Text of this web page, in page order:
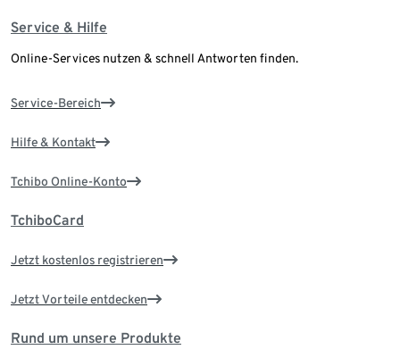
Service & Hilfe
Online-Services nutzen & schnell Antworten finden.
Service-Bereich
Hilfe & Kontakt
Tchibo Online-Konto
TchiboCard
Jetzt kostenlos registrieren
Jetzt Vorteile entdecken
Rund um unsere Produkte